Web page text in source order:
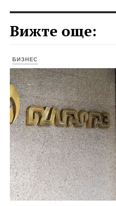
Вижте още:
БИЗНЕС